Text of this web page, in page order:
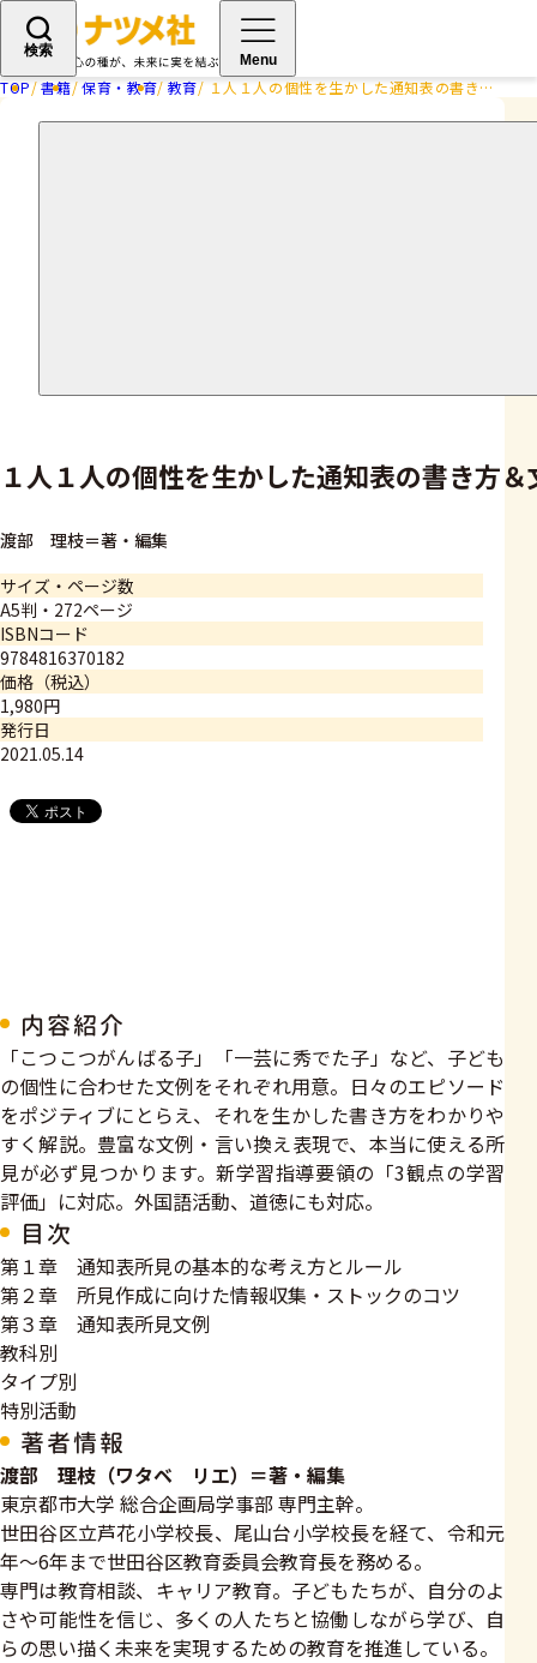
検索
Menu
TOP 書籍 保育・教育 教育 １人１人の個性を生かした通知表の書き方＆文例集 小学校低学年 第2版
１人１人の個性を生かした通知表の書き
渡部 理枝＝著・編集
サイズ・ページ数
A5判・272ページ
ISBNコード
9784816370182
価格（税込）
1,980円
発行日
2021.05.14
内容紹介
「こつこつがんばる子」「一芸に秀でた子」など、子ども
の個性に合わせた文例をそれぞれ用意。日々のエピソード
をポジティブにとらえ、それを生かした書き方をわかりや
すく解説。豊富な文例・言い換え表現で、本当に使える所
見が必ず見つかります。新学習指導要領の「3観点の学習
評価」に対応。外国語活動、道徳にも対応。
目次
第１章 通知表所見の基本的な考え方とルール
第２章 所見作成に向けた情報収集・ストックのコツ
第３章 通知表所見文例
教科別
タイプ別
特別活動
著者情報
渡部 理枝（ワタベ リエ）＝著・編集
東京都市大学 総合企画局学事部 専門主幹。
世田谷区立芦花小学校長、尾山台小学校長を経て、令和元
年～6年まで世田谷区教育委員会教育長を務める。
専門は教育相談、キャリア教育。子どもたちが、自分のよ
さや可能性を信じ、多くの人たちと協働しながら学び、自
らの思い描く未来を実現するための教育を推進している。